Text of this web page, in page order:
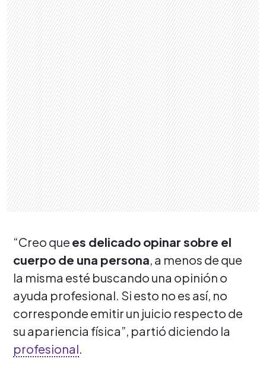
“Creo que es delicado opinar sobre el
cuerpo de una persona, a menos de que
la misma esté buscando una opinión o
ayuda profesional. Si esto no es así, no
corresponde emitir un juicio respecto de
su apariencia física”, partió diciendo la
profesional.